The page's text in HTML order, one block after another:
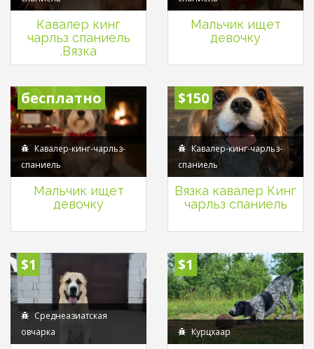
Кавалер кинг
чарльз спаниель
.Вязка
Мальчик ищет
девочку
бесплатно
Кавалер-кинг-чарльз-
спаниель
Мальчик ищет
девочку
$150
Кавалер-кинг-чарльз-
спаниель
Вязка кавалер Кинг
чарльз спаниель
$1
Среднеазиатская
овчарка
$1
Курцхаар